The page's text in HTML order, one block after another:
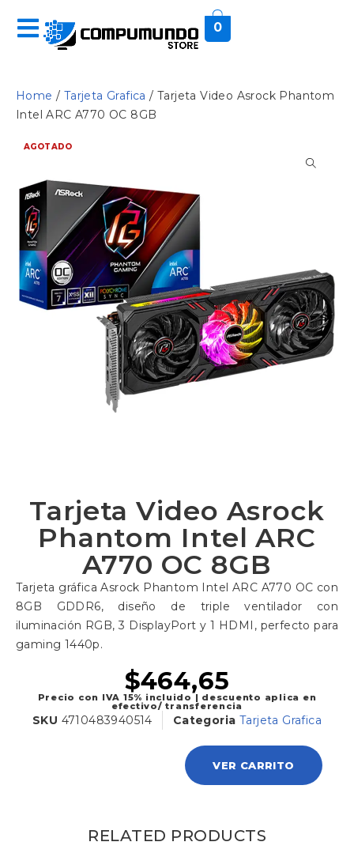
0
Home / Tarjeta Grafica / Tarjeta Video Asrock Phantom
Intel ARC A770 OC 8GB
AGOTADO
Tarjeta Video Asrock
Phantom Intel ARC
A770 OC 8GB
Tarjeta gráfica Asrock Phantom Intel ARC A770 OC con
8GB GDDR6, diseño de triple ventilador con
iluminación RGB, 3 DisplayPort y 1 HDMI, perfecto para
gaming 1440p.
$464,65
Precio con IVA 15% incluido | descuento aplica en
efectivo/ transferencia
SKU 4710483940514 Categoria Tarjeta Grafica
VER CARRITO
RELATED PRODUCTS